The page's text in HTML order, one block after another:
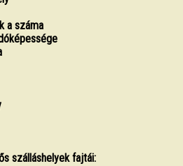
a száma
szálláshelyek fajtái: